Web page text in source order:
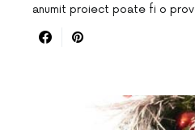
anumit proiect poate fi o